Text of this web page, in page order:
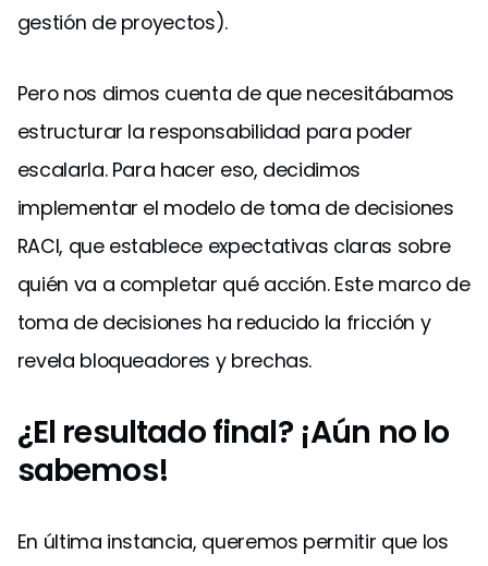
gestión de proyectos).
Pero nos dimos cuenta de que necesitábamos
estructurar la responsabilidad para poder
escalarla. Para hacer eso, decidimos
implementar el modelo de toma de decisiones
RACI, que establece expectativas claras sobre
quién va a completar qué acción. Este marco de
toma de decisiones ha reducido la fricción y
revela bloqueadores y brechas.
¿El resultado final? ¡Aún no lo
sabemos!
En última instancia, queremos permitir que los